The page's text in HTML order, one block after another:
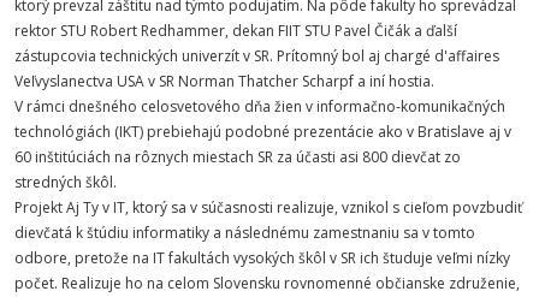
ktorý prevzal záštitu nad týmto podujatím. Na pôde fakulty ho sprevádzal
rektor STU Robert Redhammer, dekan FIIT STU Pavel Čičák a ďalší
zástupcovia technických univerzít v SR. Prítomný bol aj chargé d'affaires
Veľvyslanectva USA v SR Norman Thatcher Scharpf a iní hostia.
V rámci dnešného celosvetového dňa žien v informačno-komunikačných
technológiách (IKT) prebiehajú podobné prezentácie ako v Bratislave aj v
60 inštitúciách na rôznych miestach SR za účasti asi 800 dievčat zo
stredných škôl.
Projekt Aj Ty v IT, ktorý sa v súčasnosti realizuje, vznikol s cieľom povzbudiť
dievčatá k štúdiu informatiky a následnému zamestnaniu sa v tomto
odbore, pretože na IT fakultách vysokých škôl v SR ich študuje veľmi nízky
počet. Realizuje ho na celom Slovensku rovnomenné občianske združenie,